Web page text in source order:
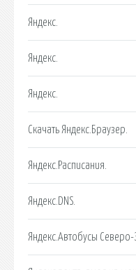
Яндекс.
Яндекс.
Яндекс.
Скачать Яндекс.Браузер.
Яндекс.Расписания.
Яндекс.DNS.
Яндекс.Автобусы Северо-